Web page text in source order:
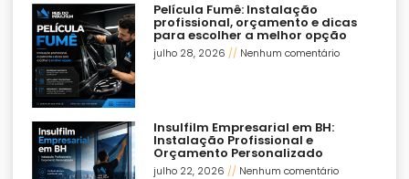
Película Fumê: Instalação
profissional, orçamento e dicas
para escolher a melhor opção
julho 28, 2026 Nenhum comentário
Insulfilm Empresarial em BH:
Instalação Profissional e
Orçamento Personalizado
julho 22, 2026 Nenhum comentário